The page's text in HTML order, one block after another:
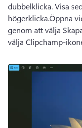
dubbelklicka. Visa
högerklicka.Öppna
genom att välja
välja Clipchamp-